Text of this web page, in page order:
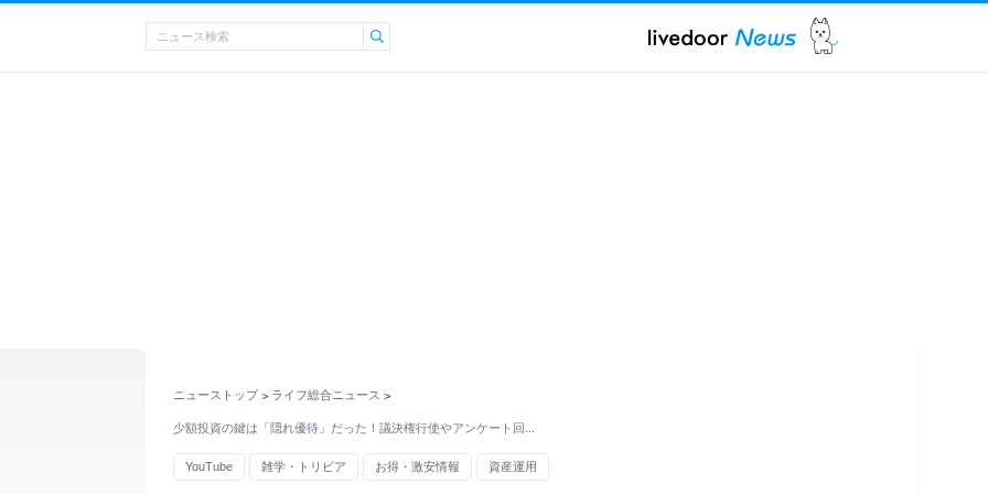
ニューストップ > ライフ総合ニュース >
少額投資の鍵は「隠れ優待」だった！議決権行使やアンケート回…
YouTube 雑学・トリビア お得・激安情報 資産運用